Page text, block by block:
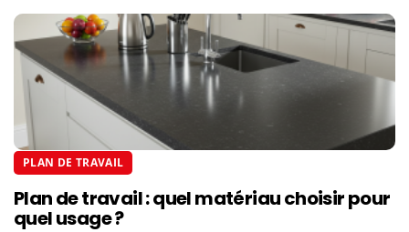
PLAN DE TRAVAIL
Plan de travail : quel matériau choisir pour
quel usage ?